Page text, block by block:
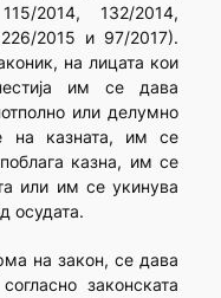
2014, 132/2014,
2015 и 97/2017).
на лицата кои
им се дава
или делумно
на казната, им се
казна, им се
или им се укинува
осудата.
на закон, се дава
законската